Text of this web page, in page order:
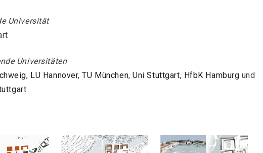
Universität
Universitäten
, LU Hannover,TU München,Uni Stuttgart, HfbK Hamburg und